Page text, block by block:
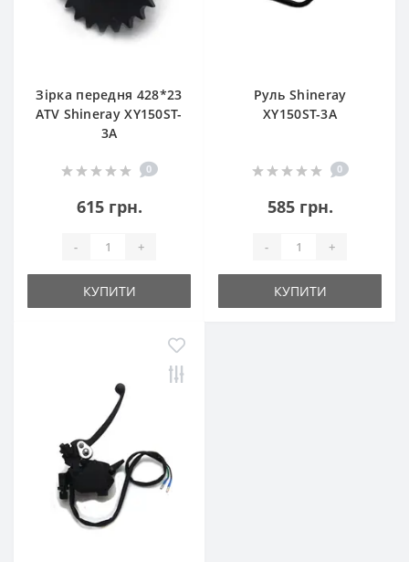
Зірка передня 428*23
ATV Shineray XY150ST-
3A
0
615 грн.
- +
КУПИТИ
Руль Shineray
XY150ST-3A
0
585 грн.
- +
КУПИТИ